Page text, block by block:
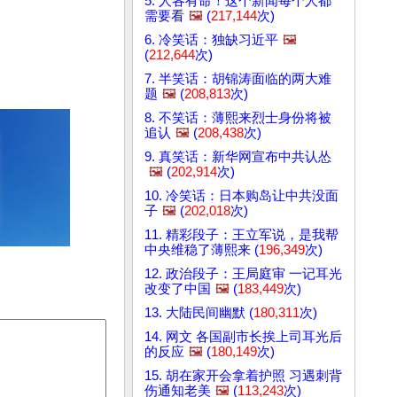
需要看 🖼️ (217,144次)
6. 冷笑话：独缺习近平 🖼️
(212,644次)
7. 半笑话：胡锦涛面临的两大难
题 🖼️ (208,813次)
8. 不笑话：薄熙来烈士身份将被
追认 🖼️ (208,438次)
9. 真笑话：新华网宣布中共认怂
🖼️ (202,914次)
10. 冷笑话：日本购岛让中共没面
子 🖼️ (202,018次)
11. 精彩段子：王立军说，是我帮
中央维稳了薄熙来 (196,349次)
12. 政治段子：王局庭审 一记耳光
改变了中国 🖼️ (183,449次)
13. 大陆民间幽默 (180,311次)
14. 网文 各国副市长挨上司耳光后
的反应 🖼️ (180,149次)
15. 胡在家开会拿着护照 习遇刺背
伤通知老美 🖼️ (113,243次)